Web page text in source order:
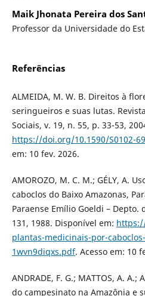
Maik Jhonata Pereira dos
Professor da Universidade do
Referências
ALMEIDA, M. W. B. Direitos à
seringueiros e suas lutas.
Sociais, v. 19, n. 55, p. 33-53,
https://doi.org/10.1590/S0102-
em: 10 fev. 2026.
AMOROZO, M. C. M.; GÉLY, A.
caboclos do Baixo Amazonas,
Paraense Emílio Goeldi – Depto.
131, 1988. Disponível em:
plantas-medicinais-por-
1wvn9diqxs.pdf. Acesso em: 10
ANDRADE, F. G.; MATTOS, A. A.;
do campesinato na Amazônia e